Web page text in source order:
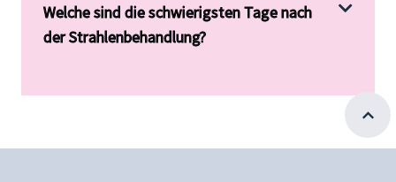
Welche sind die schwierigsten Tage nach
der Strahlenbehandlung?